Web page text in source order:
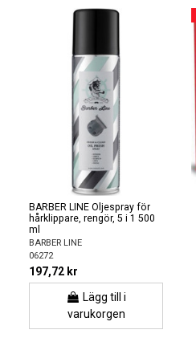
BARBER LINE Oljespray för
hårklippare, rengör, 5 i 1 500
ml
BARBER LINE
06272
197,72 kr
Lägg till i
varukorgen